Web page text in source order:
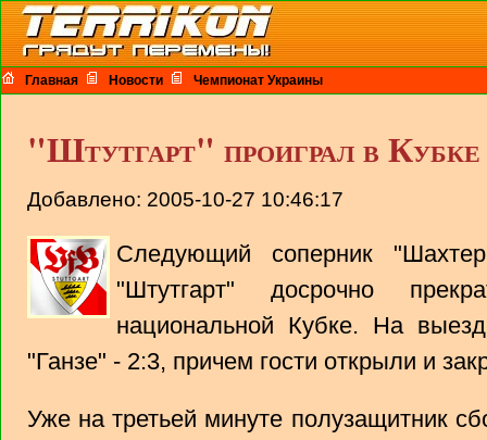
Главная Новости Чемпионат Украины
"Штутгарт" проиграл в
Добавлено: 2005-10-27 10:46:17
Следующий соперник
"Штутгарт" досрочно
национальной Кубке. На
"Ганзе" - 2:3, причем гости открыли и
Уже на третьей минуте полузащитник